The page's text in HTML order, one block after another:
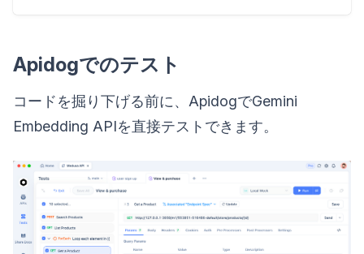
Apidogでのテスト
コードを掘り下げる前に、ApidogでGemini
Embedding APIを直接テストできます。